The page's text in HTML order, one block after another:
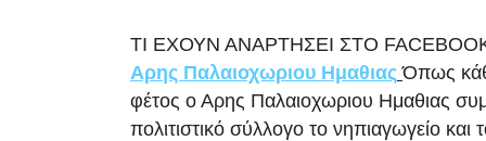
ΤΙ ΕΧΟΥΝ ΑΝΑΡΤΗΣΕΙ ΣΤΟ
Αρης Παλαιοχωριου Ημαθιας Όπως
φέτος ο Αρης Παλαιοχωριου Ημαθιας
πολιτιστικό σύλλογο το νηπιαγωγείο και